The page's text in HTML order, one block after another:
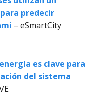
predecir
– eSmartCity
es clave para
del sistema